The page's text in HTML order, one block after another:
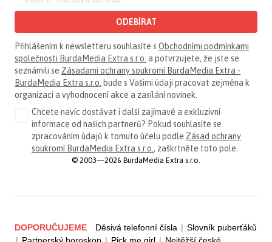
ODEBÍRAT
Přihlášením k newsletteru souhlasíte s Obchodními podmínkami
společnosti BurdaMedia Extra s.r.o. a potvrzujete, že jste se
seznámili se Zásadami ochrany soukromí BurdaMedia Extra -
BurdaMedia Extra s.r.o. bude s Vašimi údaji pracovat zejména k
organizaci a vyhodnocení akce a zasílání novinek.
Chcete navíc dostávat i další zajímavé a exkluzivní
informace od našich partnerů? Pokud souhlasíte se
zpracováním údajů k tomuto účelu podle Zásad ochrany
soukromí BurdaMedia Extra s.r.o. , zaškrtněte toto pole.
© 2003—2026 BurdaMedia Extra s.r.o.
DOPORUČUJEME Děsivá telefonní čísla | Slovník puberťáků